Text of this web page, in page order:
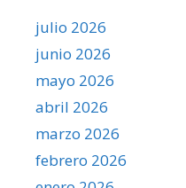
julio 2026
junio 2026
mayo 2026
abril 2026
marzo 2026
febrero 2026